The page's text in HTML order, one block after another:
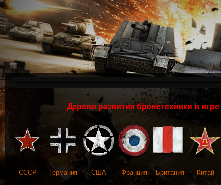
Дерево развития бронетехники в
СССР Германия США Франция Британия Китай